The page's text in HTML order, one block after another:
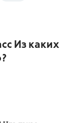
Из каких